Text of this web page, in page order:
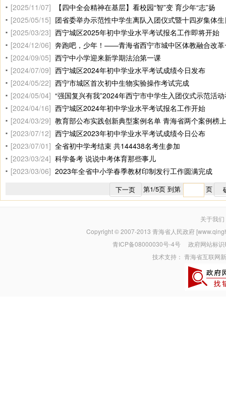
[2025/11/07]
【四中全会精神在基层】看校园“智”变 育少年“志”扬
[2025/05/15] 团省委举办示范性中学生离队入团仪式暨十四岁集体
[2025/03/23] 西宁城区2025年初中学业水平考试报名工作即将开始
[2024/12/06] 奔跑吧，少年！——青海省西宁市城中区体教融合改革
[2024/09/05] 西宁中小学迎来新学期法治第一课
[2024/07/09] 西宁城区2024年初中学业水平考试成绩今日发布
[2024/05/22] 西宁市城区首次初中生物实验操作考试完成
[2024/05/04] “强国复兴有我”2024年西宁市中学生入团仪式示范活
[2024/04/16] 西宁城区2024年初中学业水平考试报名工作开始
[2024/03/29] 教育部公布实践创新典型案例名单 青海省两个案例榜
[2023/07/12] 西宁城区2023年初中学业水平考试成绩今日公布
[2023/07/01] 全省初中学考结束 共144438名考生参加
[2023/03/24] 科学备考 说说中考体育那些事儿
[2023/03/06] 2023年全省中小学春季教材印制发行工作圆满完成
下一页 第1/5页 到第 页
关于我们
Copyright © 2007-2013 青海省人民政府
青ICP备08000030号-4号 政府网站标
技术支持：青海省互联网